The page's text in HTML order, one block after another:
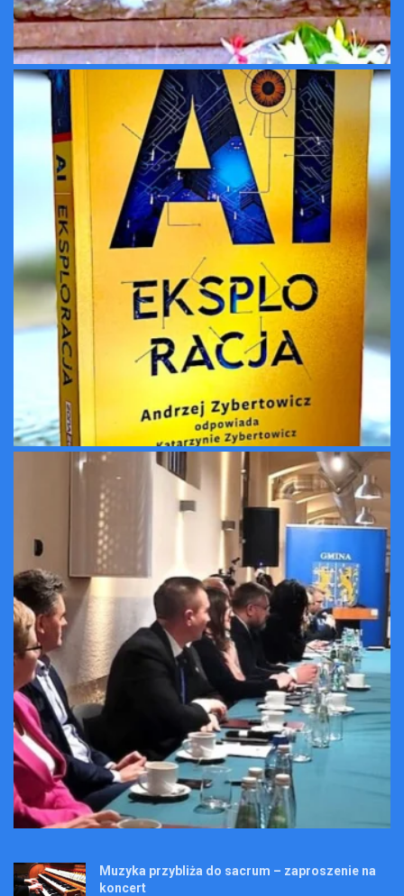
Muzyka przybliża do sacrum – zaproszenie na
koncert